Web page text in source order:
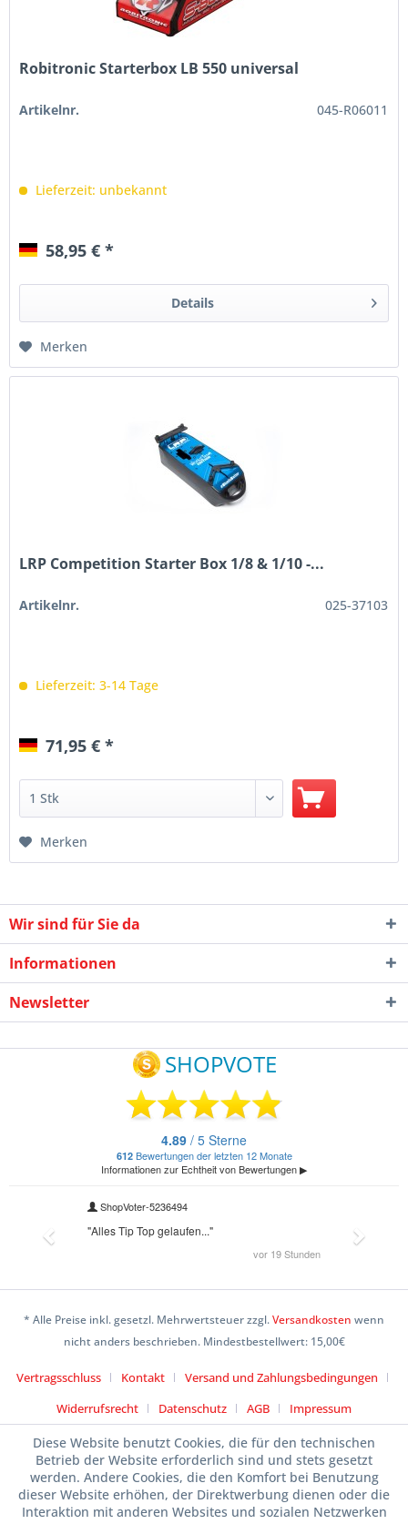
Robitronic Starterbox LB 550 universal
Artikelnr. 045-R06011
Lieferzeit: unbekannt
58,95 € *
Details
Merken
LRP Competition Starter Box 1/8 & 1/10 -...
Artikelnr. 025-37103
Lieferzeit: 3-14 Tage
71,95 € *
Merken
Wir sind für Sie da
Informationen
Newsletter
* Alle Preise inkl. gesetzl. Mehrwertsteuer zzgl.Versandkosten wenn
nicht anders beschrieben. Mindestbestellwert: 15,00€
Vertragsschluss Kontakt
Versand und Zahlungsbedingungen
Widerrufsrecht
Datenschutz AGB Impressum
Diese Website benutzt Cookies, die für den technischen
Betrieb der Website erforderlich sind und stets gesetzt
werden. Andere Cookies, die den Komfort bei Benutzung
dieser Website erhöhen, der Direktwerbung dienen oder die
Interaktion mit anderen Websites und sozialen Netzwerken